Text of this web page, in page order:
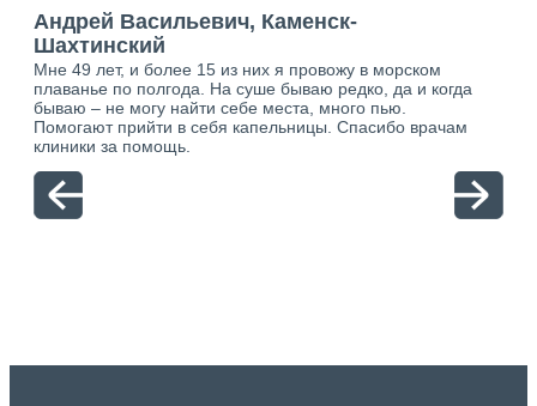
Андрей Васильевич, Каменск-
Шахтинский
Мне 49 лет, и более 15 из них я провожу в морском
плаванье по полгода. На суше бываю редко, да и когда
бываю – не могу найти себе места, много пью.
Помогают прийти в себя капельницы. Спасибо врачам
клиники за помощь.